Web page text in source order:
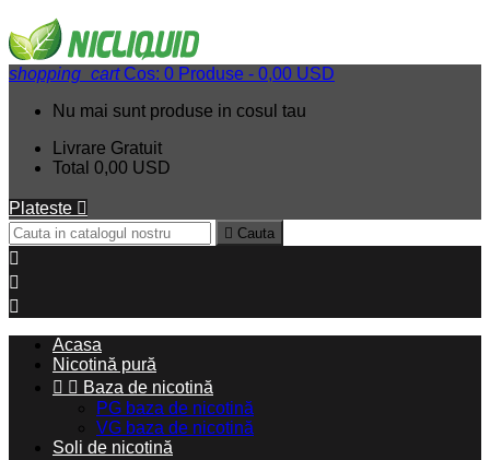
shopping_cart Cos: 0 Produse - 0,00 USD
Nu mai sunt produse in cosul tau
Livrare Gratuit
Total 0,00 USD
Plateste 
 Cauta



Acasa
Nicotină pură
  Baza de nicotină
PG baza de nicotină
VG baza de nicotină
Soli de nicotină